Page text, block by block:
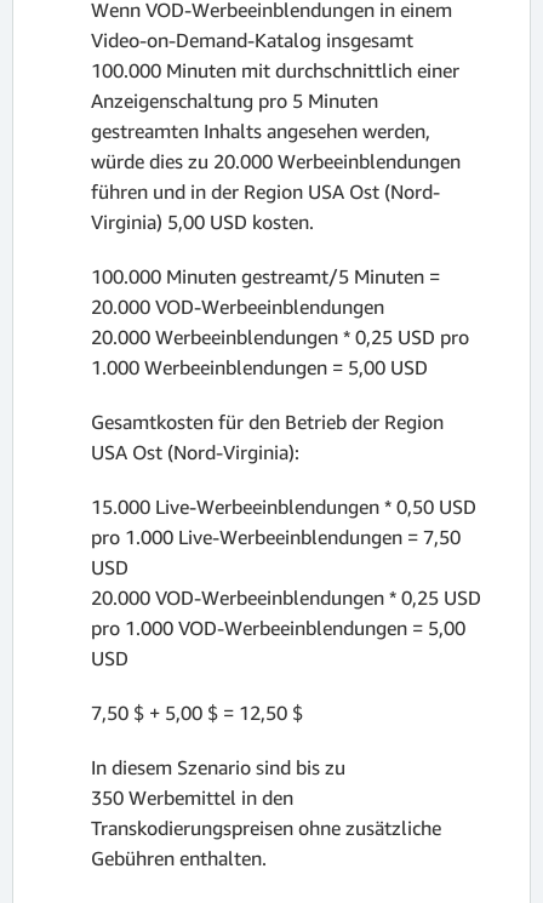
Wenn VOD-Werbeeinblendungen in einem
Video-on-Demand-Katalog insgesamt
100.000 Minuten mit durchschnittlich einer
Anzeigenschaltung pro 5 Minuten
gestreamten Inhalts angesehen werden,
würde dies zu 20.000 Werbeeinblendungen
führen und in der Region USA Ost (Nord-
Virginia) 5,00 USD kosten.
100.000 Minuten gestreamt/5 Minuten =
20.000 VOD-Werbeeinblendungen
20.000 Werbeeinblendungen * 0,25 USD pro
1.000 Werbeeinblendungen = 5,00 USD
Gesamtkosten für den Betrieb der Region
USA Ost (Nord-Virginia):
15.000 Live-Werbeeinblendungen * 0,50 USD
pro 1.000 Live-Werbeeinblendungen = 7,50
USD
20.000 VOD-Werbeeinblendungen * 0,25 USD
pro 1.000 VOD-Werbeeinblendungen = 5,00
USD
7,50 $ + 5,00 $ = 12,50 $
In diesem Szenario sind bis zu
350 Werbemittel in den
Transkodierungspreisen ohne zusätzliche
Gebühren enthalten.